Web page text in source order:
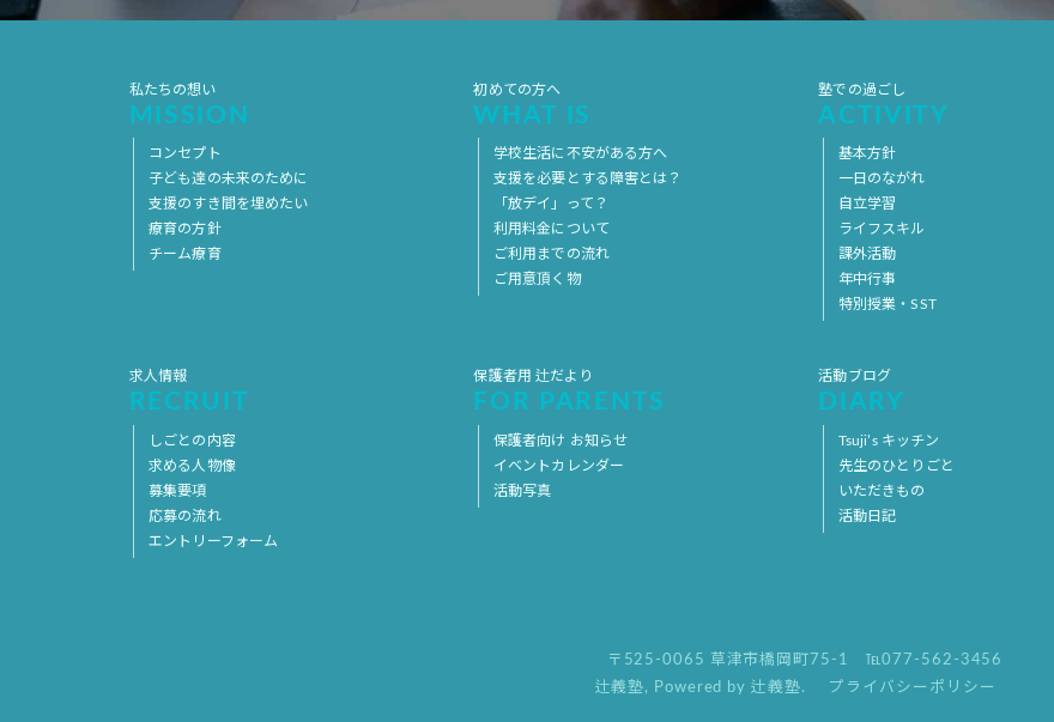
私たちの想い
MISSION
コンセプト
子ども達の未来のために
支援のすき間を埋めたい
療育の方針
チーム療育
初めての方へ
WHAT IS
学校生活に不安がある方へ
支援を必要とする障害とは？
「放デイ」って？
利用料金について
ご利用までの流れ
ご用意頂く物
塾での過ごし
ACTIVITY
基本方針
一日のながれ
自立学習
ライフスキル
課外活動
年中行事
特別授業・SST
求人情報
RECRUIT
しごとの内容
求める人物像
募集要項
応募の流れ
エントリーフォーム
保護者用 辻だより
FOR PARENTS
保護者向け お知らせ
イベントカレンダー
活動写真
活動ブログ
DIARY
Tsuji’s キッチン
先生のひとりごと
いただきもの
活動日記
〒525-0065 草津市橋岡町75-1 ℡077-562-3456
辻義塾, Powered by 辻義塾. プライバシーポリシー